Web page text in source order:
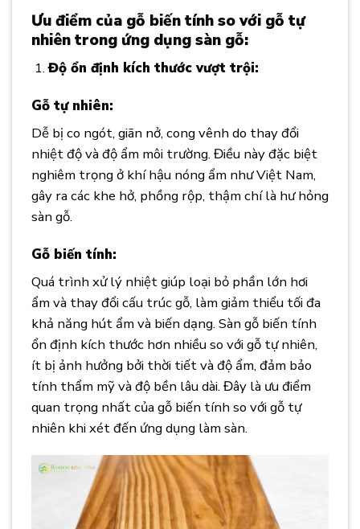
Ưu điểm của gỗ biến tính so với gỗ tự
nhiên trong ứng dụng sàn gỗ:
Độ ổn định kích thước vượt trội:
Gỗ tự nhiên:
Dễ bị co ngót, giãn nở, cong vênh do thay đổi
nhiệt độ và độ ẩm môi trường. Điều này đặc biệt
nghiêm trọng ở khí hậu nóng ẩm như Việt Nam,
gây ra các khe hở, phồng rộp, thậm chí là hư hỏng
sàn gỗ.
Gỗ biến tính:
Quá trình xử lý nhiệt giúp loại bỏ phần lớn hơi
ẩm và thay đổi cấu trúc gỗ, làm giảm thiểu tối đa
khả năng hút ẩm và biến dạng. Sàn gỗ biến tính
ổn định kích thước hơn nhiều so với gỗ tự nhiên,
ít bị ảnh hưởng bởi thời tiết và độ ẩm, đảm bảo
tính thẩm mỹ và độ bền lâu dài. Đây là ưu điểm
quan trọng nhất của gỗ biến tính so với gỗ tự
nhiên khi xét đến ứng dụng làm sàn.